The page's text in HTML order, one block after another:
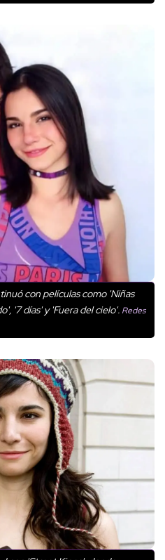
con películas como 'Niñas
'7 días' y 'Fuera del cielo'. Redes